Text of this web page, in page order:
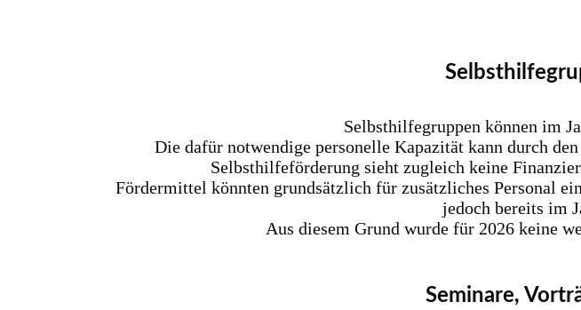
Selbsthilfegruppen können im
Die dafür notwendige personelle Kapazität kann durch
Selbsthilfeförderung sieht zugleich keine
Fördermittel könnten grundsätzlich für zusätzliches Personal
jedoch bereits im
Aus diesem Grund wurde für 2026 keine
Seminare,